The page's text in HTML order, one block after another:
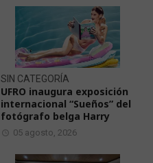
SIN CATEGORÍA
UFRO inaugura exposición
internacional “Sueños” del
fotógrafo belga Harry
05 agosto, 2026